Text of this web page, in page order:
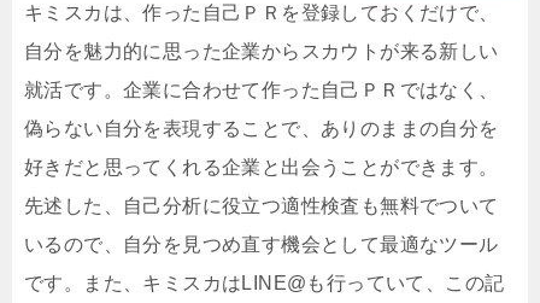
キミスカは、作った自己ＰＲを登録しておくだけで、
自分を魅力的に思った企業からスカウトが来る新しい
就活です。企業に合わせて作った自己ＰＲではなく、
偽らない自分を表現することで、ありのままの自分を
好きだと思ってくれる企業と出会うことができます。
先述した、自己分析に役立つ適性検査も無料でついて
いるので、自分を見つめ直す機会として最適なツール
です。また、キミスカはLINE@も行っていて、この記